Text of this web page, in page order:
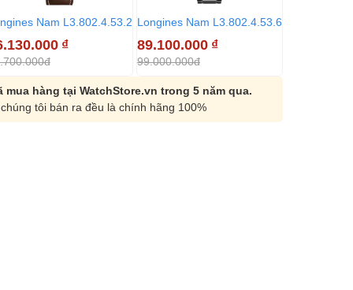
Nam L3.802.4.53.2
₫
Longines Nam L3.802.4.53.6
89.100.000 ₫
99.000.000đ
mua hàng tại WatchStore.vn trong 5 năm qua.
tôi bán ra đều là chính hãng 100%